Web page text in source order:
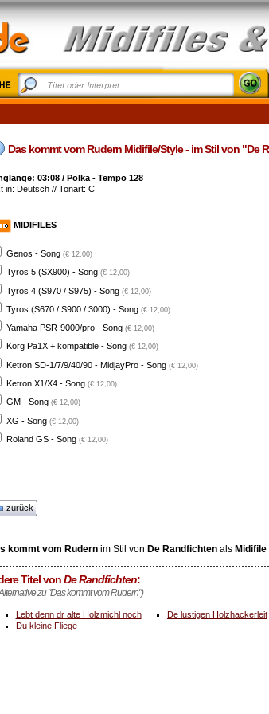
Das kommt vom Rudern Midifile/Style - im Stil von "De
03:08 / Polka - Tempo 128
in: Deutsch // Tonart: C
MIDIFILES
Genos - Song (€ 12,00)
Tyros 5 (SX900) - Song (€ 12,00)
Tyros 4 (S970 / S975) - Song (€ 12,00)
Tyros (S670 / S900 / 3000) - Song (€ 12,00)
Yamaha PSR-9000/pro - Song (€ 12,00)
Korg Pa1X + kompatible - Song (€ 12,00)
Ketron SD-1/7/9/40/90 - MidjayPro - Song (€ 12,00)
Ketron X1/X4 - Song (€ 12,00)
GM - Song (€ 12,00)
XG - Song (€ 12,00)
Roland GS - Song (€ 12,00)
zurück
kommt vom Rudernim Stil von De Randfichtenals Midifile
Titel vonDe Randfichten:
zu "Das kommt vom Rudern")
Lebt denn dr alte Holzmichl noch De lustigen Holzhackerleit
Du kleine Fliege